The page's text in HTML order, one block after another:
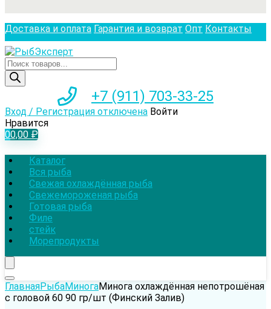
Доставка и оплата Гарантия и возврат Опт Контакты
Поиск
товаров
+7 (911) 703-33-25
Вход / Регистрация отключена Войти
Нравится
00,00 ₽
Каталог
Вся рыба
Свежая охлаждённая рыба
Свежемороженая рыба
Готовая рыба
Филе
стейк
Морепродукты
ГлавнаяРыбаМиногаМинога охлаждённая непотрошёная
с головой 60 90 гр/шт (Финский Залив)